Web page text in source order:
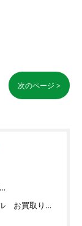
次のページ >
純銀メダル お買取りです